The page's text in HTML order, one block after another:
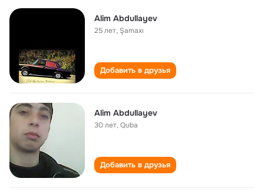
Alim Abdullayev
25 лет, Şamaxı
Добавить в друзья
Alim Abdullayev
30 лет,Quba
Добавить в друзья